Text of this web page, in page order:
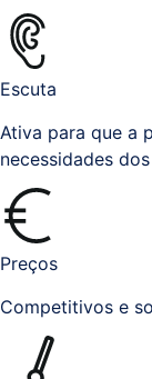
Escuta
Ativa para que a
necessidades
Preços
Competitivos e